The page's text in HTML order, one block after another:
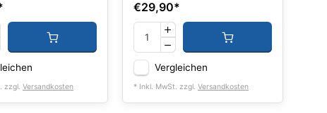
zzgl. Versandkosten
€29,90*
Vergleichen
* Inkl. MwSt. zzgl. Versandkosten